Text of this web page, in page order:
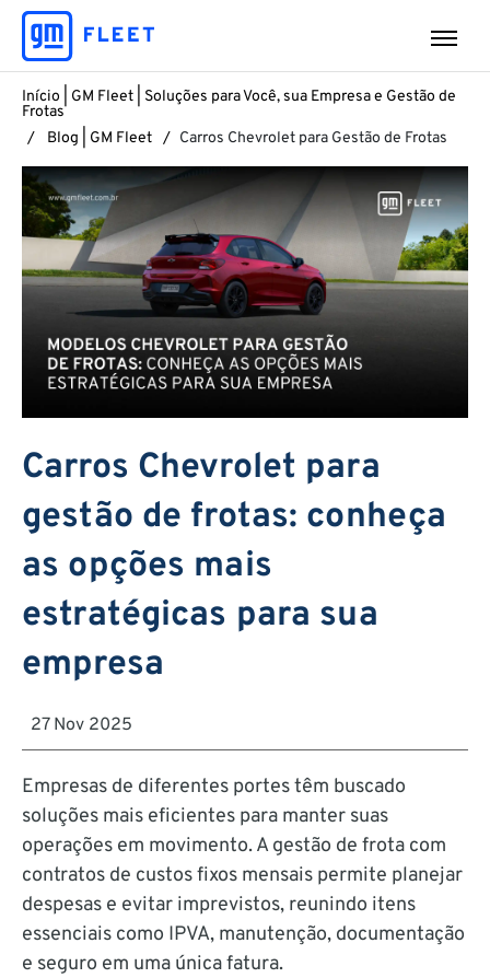
Início | GM Fleet | Soluções para Você, sua Empresa e Gestão de
Frotas
Blog | GM Fleet
Carros Chevrolet para Gestão de Frotas
Carros Chevrolet para
gestão de frotas: conheça
as opções mais
estratégicas para sua
empresa
27 Nov 2025
Empresas de diferentes portes têm buscado
soluções mais eficientes para manter suas
operações em movimento. A gestão de frota com
contratos de custos fixos mensais permite planejar
despesas e evitar imprevistos, reunindo itens
essenciais como IPVA, manutenção, documentação
e seguro em uma única fatura.